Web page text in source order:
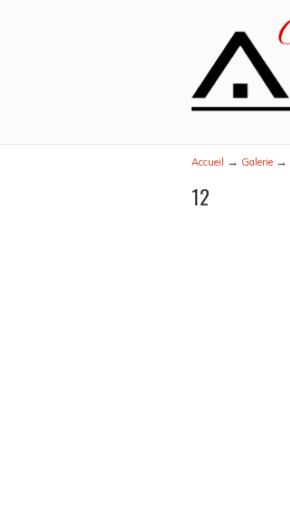
Accueil → Galerie →
12